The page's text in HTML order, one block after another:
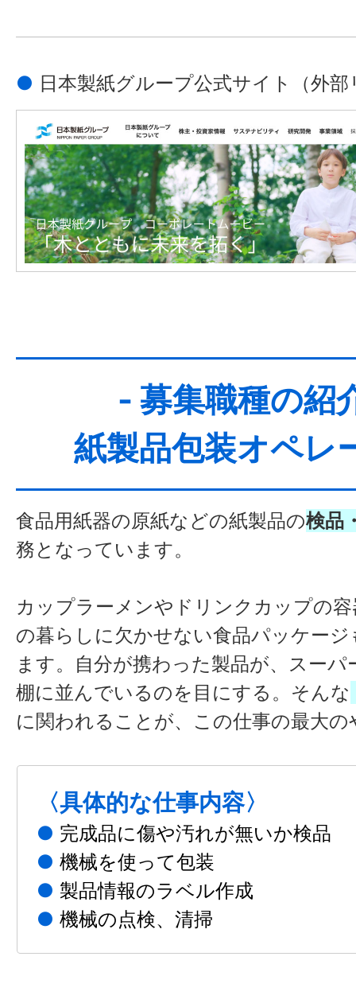
● 日本製紙グループ公式サイト （外
- 募集職種の紹
紙製品包装オペレ
食品用紙器の原紙などの紙製品の検品
務となっています。
カップラーメンやドリンクカップの
の暮らしに欠かせない食品パッケー
ます。自分が携わった製品が、スー
棚に並んでいるのを目にする。そんな
に関われることが、この仕事の最大
〈具体的な仕事内容〉
● 完成品に傷や汚れが無いか検品
● 機械を使って包装
● 製品情報のラベル作成
● 機械の点検、清掃